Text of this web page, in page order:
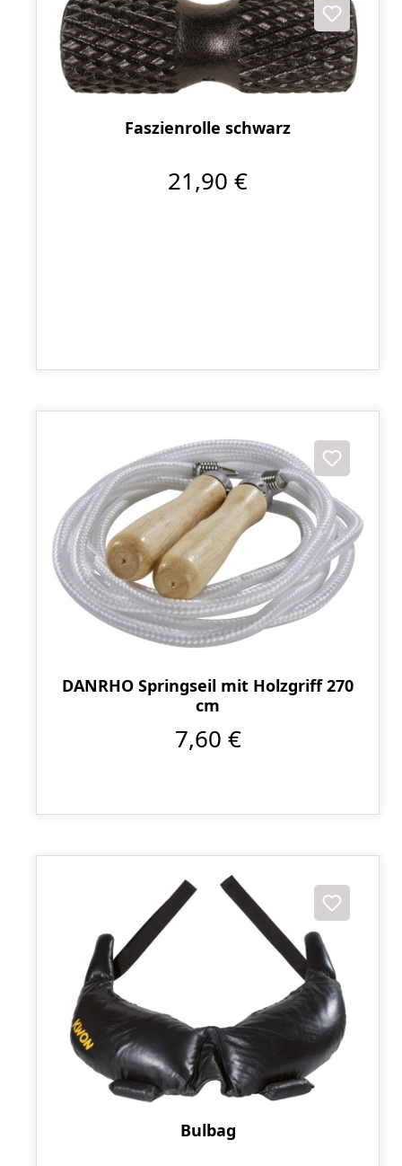
Faszienrolle schwarz
21,90 €
DANRHO Springseil mit Holzgriff 270
cm
7,60 €
Bulbag